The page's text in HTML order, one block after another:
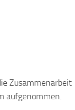
Zusammenarbeit
aufgenommen.